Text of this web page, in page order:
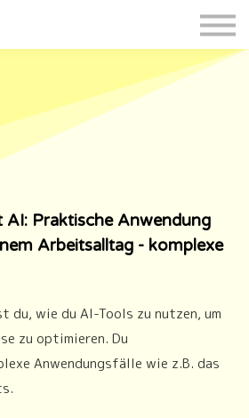
Praktische Anwendung
Arbeitsalltag - komplexe
du, wie du AI-Tools zu nutzen, um
zu optimieren. Du
Anwendungsfälle wie z.B. das